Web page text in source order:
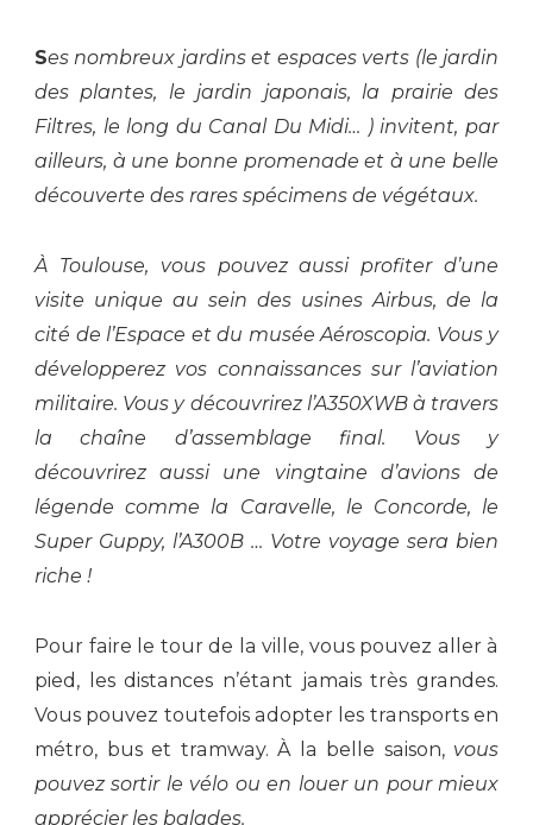
Ses nombreux jardinset espaces verts (le jardin
des plantes, le jardin japonais, la prairie des
Filtres, le long du Canal Du Midi… ) invitent, par
ailleurs, à une bonne promenadeet à une belle
découverte des rares spécimens de végétaux.
À Toulouse, vous pouvez aussi profiter d’une
visite unique au sein des usines Airbus, de la
cité de l’Espace et du musée Aéroscopia. Vous y
développerez vos connaissances sur l’aviation
militaire. Vous y découvrirez l’A350XWB à travers
la chaîne d’assemblage final. Vous y
découvrirezaussiune vingtaine d’avions de
légende comme la Caravelle, le Concorde, le
Super Guppy, l’A300B … Votre voyage sera bien
riche !
Pour faire le tour de la ville, vous pouvez aller à
pied, les distances n’étant jamais très grandes.
Vous pouvez toutefois adopter les transports en
métro, bus et tramway. À la belle saison, vous
pouvezsortir le vélo ou en louer un pour mieux
apprécier les balades.